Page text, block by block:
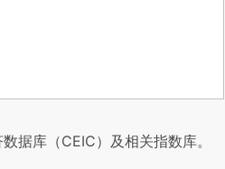
据库（CEIC）及相关指数库。